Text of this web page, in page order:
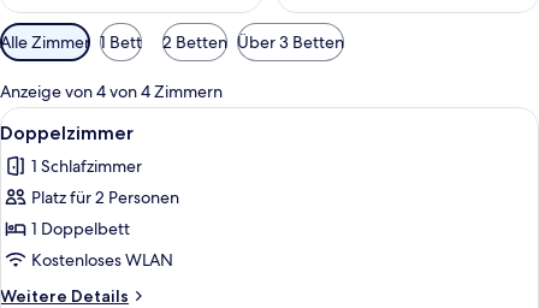
Verfügbare
Filter
für
Zimmer
Alle Zimmer 1 Bett 2 Betten Über 3 Betten
Anzeige von 4 von 4 Zimmern
Alle
Fotos
für
Doppelzimmer
anzeigen
Ein Hotelzimmer mit einem großen
9
Doppelzimmer
1 Schlafzimmer
Platz für 2 Personen
1 Doppelbett
Kostenloses WLAN
Weitere Details
Weitere